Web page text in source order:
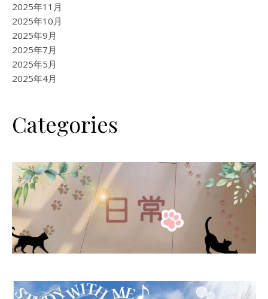
2025年11月
2025年10月
2025年9月
2025年7月
2025年5月
2025年4月
Categories